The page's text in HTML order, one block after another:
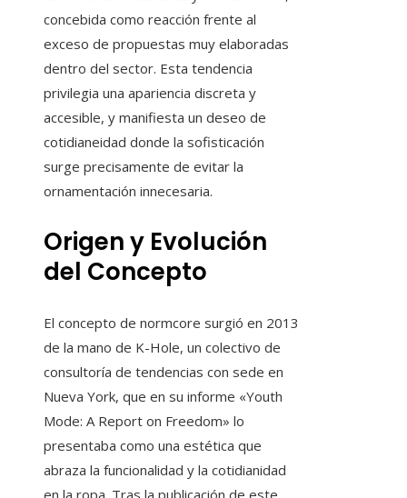
concebida como reacción frente al
exceso de propuestas muy elaboradas
dentro del sector. Esta tendencia
privilegia una apariencia discreta y
accesible, y manifiesta un deseo de
cotidianeidad donde la sofisticación
surge precisamente de evitar la
ornamentación innecesaria.
Origen y Evolución
del Concepto
El concepto de normcore surgió en 2013
de la mano de K-Hole, un colectivo de
consultoría de tendencias con sede en
Nueva York, que en su informe «Youth
Mode: A Report on Freedom» lo
presentaba como una estética que
abraza la funcionalidad y la cotidianidad